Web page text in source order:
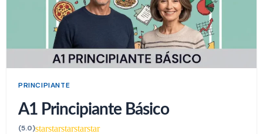
PRINCIPIANTE
A1 Principiante Básico
(5.0)starstarstarstarstar